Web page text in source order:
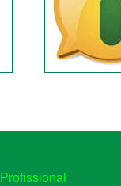
Profissional